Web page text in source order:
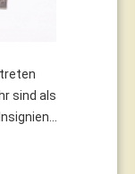
sind als